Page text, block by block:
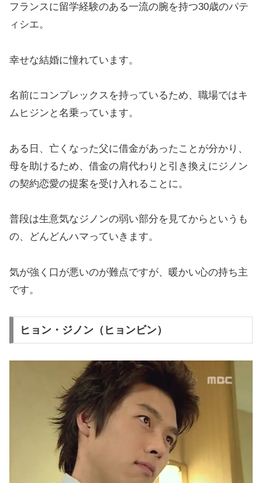
フランスに留学経験のある一流の腕を持つ30歳のパテ
ィシエ。
幸せな結婚に憧れています。
名前にコンプレックスを持っているため、職場ではキ
ムヒジンと名乗っています。
ある日、亡くなった父に借金があったことが分かり、
母を助けるため、借金の肩代わりと引き換えにジノン
の契約恋愛の提案を受け入れることに。
普段は生意気なジノンの弱い部分を見てからというも
の、どんどんハマっていきます。
気が強く口が悪いのが難点ですが、暖かい心の持ち主
です。
ヒョン・ジノン（ヒョンビン）